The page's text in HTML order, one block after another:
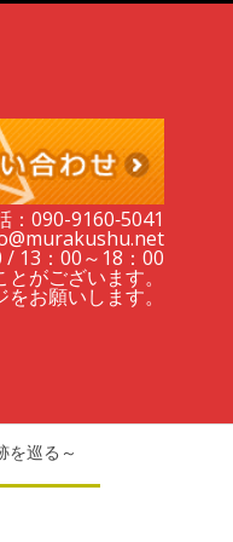
：090-9160‐5041
13：00～18：00
がございます。
お願いします。
を巡る～